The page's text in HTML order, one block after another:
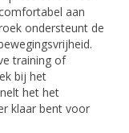
aan
ondersteunt de
training of
bij het
het het
klaar bent voor